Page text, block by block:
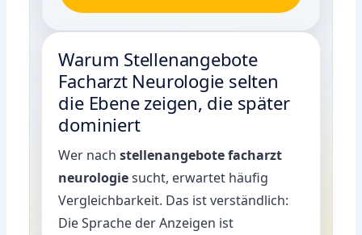
Warum Stellenangebote
Facharzt Neurologie selten
die Ebene zeigen, die später
dominiert
Wer nachstellenangebote facharzt
neurologiesucht, erwartet häufig
Vergleichbarkeit. Das ist verständlich:
Die Sprache der Anzeigen ist